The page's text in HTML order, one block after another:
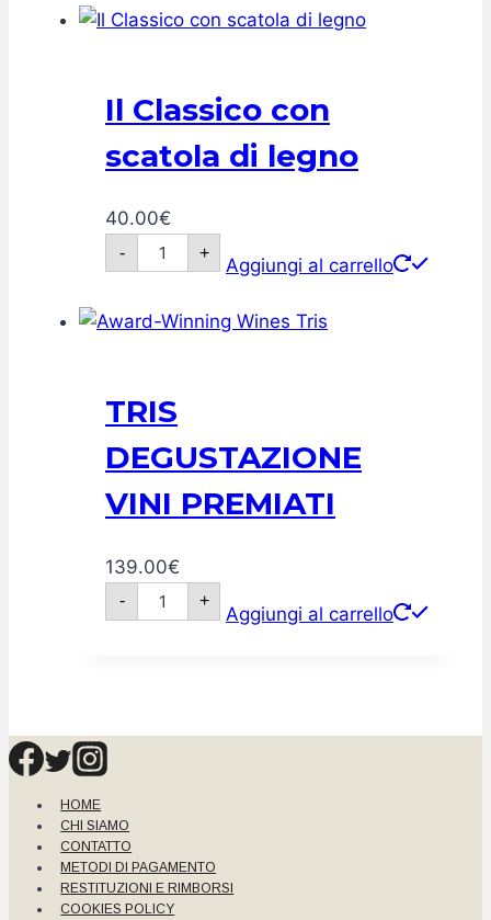
bottle
of
1
bottle
Quota16
Il Classico con
scatola di legno
40.00€
-
Il
Classico
con
di
legno
+
Aggiungi al carrello
TRIS
DEGUSTAZIONE
VINI PREMIATI
139.00€
-
Award-
Winning
Wines
+
Aggiungi al carrello
HOME
CHI SIAMO
CONTATTO
METODI DI PAGAMENTO
RESTITUZIONI E RIMBORSI
COOKIES POLICY